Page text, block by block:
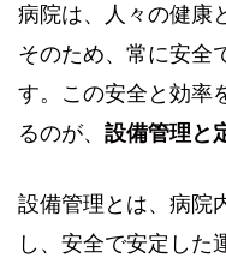
病院は、人々の健康
そのため、常に安全
す。この安全と効率
るのが、 設備管理と
設備管理とは、病院
し、安全で安定した